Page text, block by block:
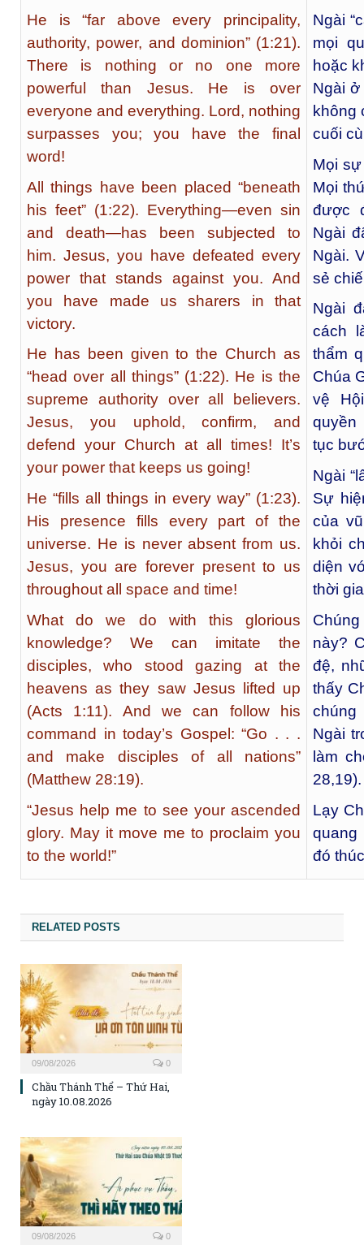
He is “far above every principality,
authority, power, and dominion” (1:21).
There is nothing or no one more
powerful than Jesus. He is over
everyone and everything. Lord, nothing
surpasses you; you have the final
word!
All things have been placed “beneath
his feet” (1:22). Everything—even sin
and death—has been subjected to
him. Jesus, you have defeated every
power that stands against you. And
you have made us sharers in that
victory.
He has been given to the Church as
“head over all things” (1:22). He is the
supreme authority over all believers.
Jesus, you uphold, confirm, and
defend your Church at all times! It’s
your power that keeps us going!
He “fills all things in every way” (1:23).
His presence fills every part of the
universe. He is never absent from us.
Jesus, you are forever present to us
throughout all space and time!
What do we do with this glorious
knowledge? We can imitate the
disciples, who stood gazing at the
heavens as they saw Jesus lifted up
(Acts 1:11). And we can follow his
command in today’s Gospel: “Go . . .
and make disciples of all nations”
(Matthew 28:19).
“Jesus help me to see your ascended
glory. May it move me to proclaim you
to the world!”
Ngài
mọi
hoặc
Ngài ở
không
cuối
Mọi sự
Mọi
được
Ngài
Ngài.
sẻ
Ngài
cách
thẩm
Chúa
vệ
quyền
tục
Ngài
Sự
của
khỏi
diện
thời
này?
đệ,
thấy
chúng
Ngài
làm
28,19).
Lạy
quang
đó
RELATED POSTS
09/08/2026 0
Chầu Thánh Thể – Thứ Hai,
ngày 10.08.2026
09/08/2026 0